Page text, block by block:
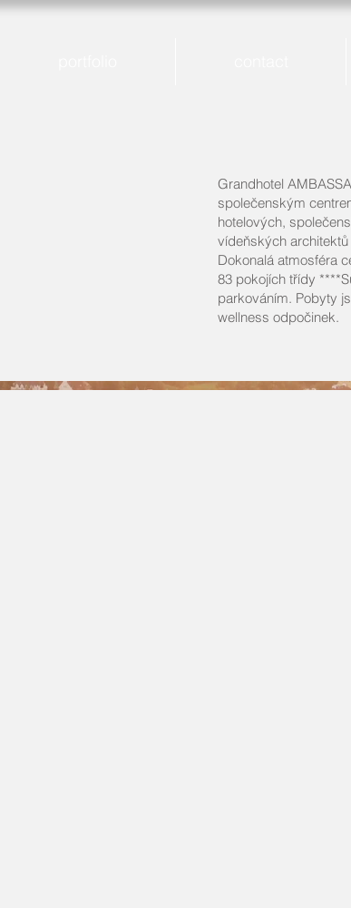
Grandhotel
společenským
hotelových,
vídeňských
Dokonalá atmosféra
83 pokojích třídy
parkováním. Pobyty
wellness odpočinek.